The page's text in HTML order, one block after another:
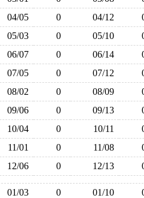
04/05 0 04/12
05/03 0 05/10
06/07 0 06/14
07/05 0 07/12
08/02 0 08/09
09/06 0 09/13
10/04 0 10/11
11/01 0 11/08
12/06 0 12/13
01/03 0 01/10